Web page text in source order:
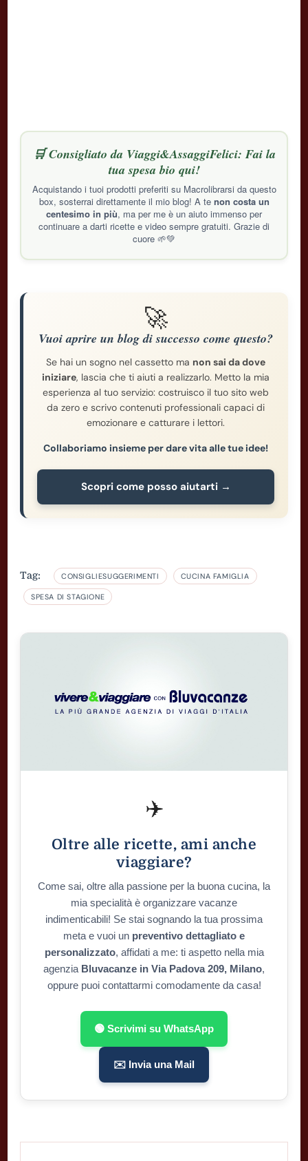
🛒 Consigliato da Viaggi&AssaggiFelici: Fai la
tua spesa bio qui!
Acquistando i tuoi prodotti preferiti su Macrolibrarsi da questo
box, sosterrai direttamente il mio blog! A te non costa un
centesimo in più, ma per me è un aiuto immenso per
continuare a darti ricette e video sempre gratuiti. Grazie di
cuore 🌱💚
🚀
Vuoi aprire un blog di successo come questo?
Se hai un sogno nel cassetto ma non sai da dove
iniziare, lascia che ti aiuti a realizzarlo. Metto la mia
esperienza al tuo servizio: costruisco il tuo sito web
da zero e scrivo contenuti professionali capaci di
emozionare e catturare i lettori.
Collaboriamo insieme per dare vita alle tue idee!
Scopri come posso aiutarti →
Tag: CONSIGLIESUGGERIMENTI CUCINA FAMIGLIA
SPESA DI STAGIONE
✈️
Oltre alle ricette, ami anche
viaggiare?
Come sai, oltre alla passione per la buona cucina, la
mia specialità è organizzare vacanze
indimenticabili! Se stai sognando la tua prossima
meta e vuoi un preventivo dettagliato e
personalizzato, affidati a me: ti aspetto nella mia
agenzia Bluvacanze in Via Padova 209, Milano,
oppure puoi contattarmi comodamente da casa!
🟢 Scrivimi su WhatsApp
✉️ Invia una Mail